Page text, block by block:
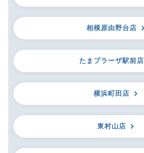
相模原由野台店
たまプラーザ駅前店
横浜町田店
東村山店